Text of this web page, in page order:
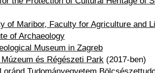
of Maribor, Faculty for Agriculture and
of Archaeology
Museum in Zagreb
és Régészeti Park (2017-ben)